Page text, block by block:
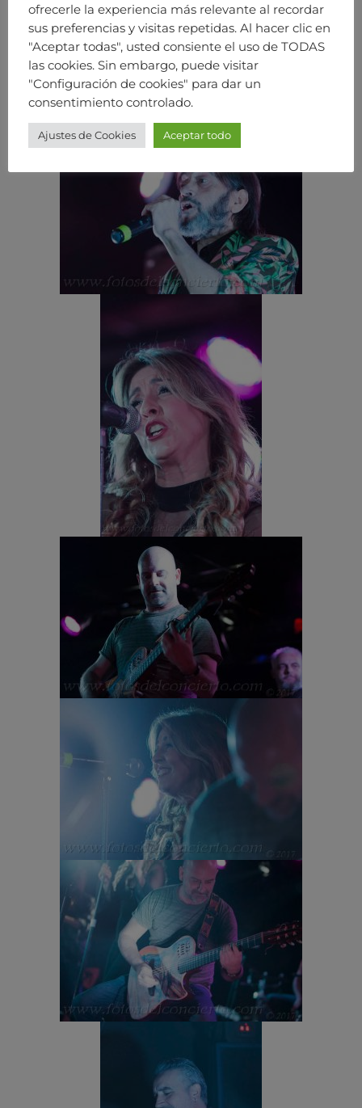
ofrecerle la experiencia más relevante al recordar
sus preferencias y visitas repetidas. Al hacer clic en
"Aceptar todas", usted consiente el uso de TODAS
las cookies. Sin embargo, puede visitar
"Configuración de cookies" para dar un
consentimiento controlado.
Ajustes de Cookies Aceptar todo